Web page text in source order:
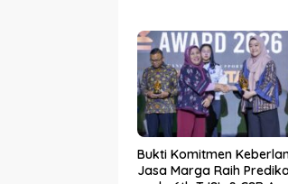
Bukti Komitmen
Jasa Marga Raih